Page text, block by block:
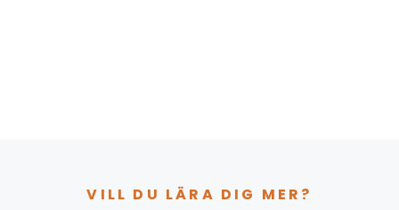
VILL DU LÄRA DIG MER?